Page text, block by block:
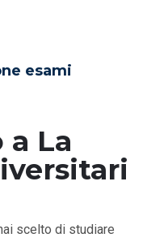
a La
esami
scelto di studiare